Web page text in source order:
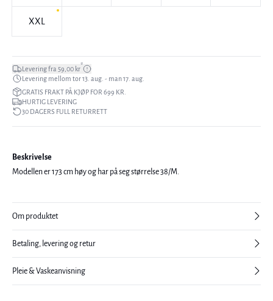
XXL
Levering fra 59,00 kr*
Levering mellom tor 13. aug. - man 17. aug.
GRATIS FRAKT PÅ KJØP FOR 699 KR.
HURTIG LEVERING
30 DAGERS FULL RETURRETT
Beskrivelse
Modellen er 173 cm høy og har på seg størrelse 38/M.
Om produktet
Betaling, levering og retur
Pleie & Vaskeanvisning